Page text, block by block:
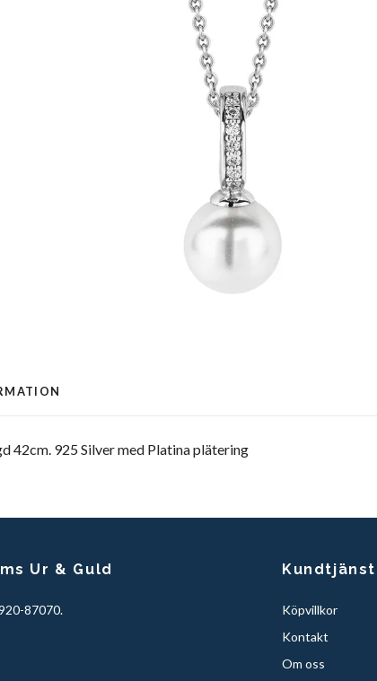
42cm. 925 Silver med Platina plätering
Ur & Guld
87070.
Kundtjänst
Köpvillkor
Kontakt
Om oss